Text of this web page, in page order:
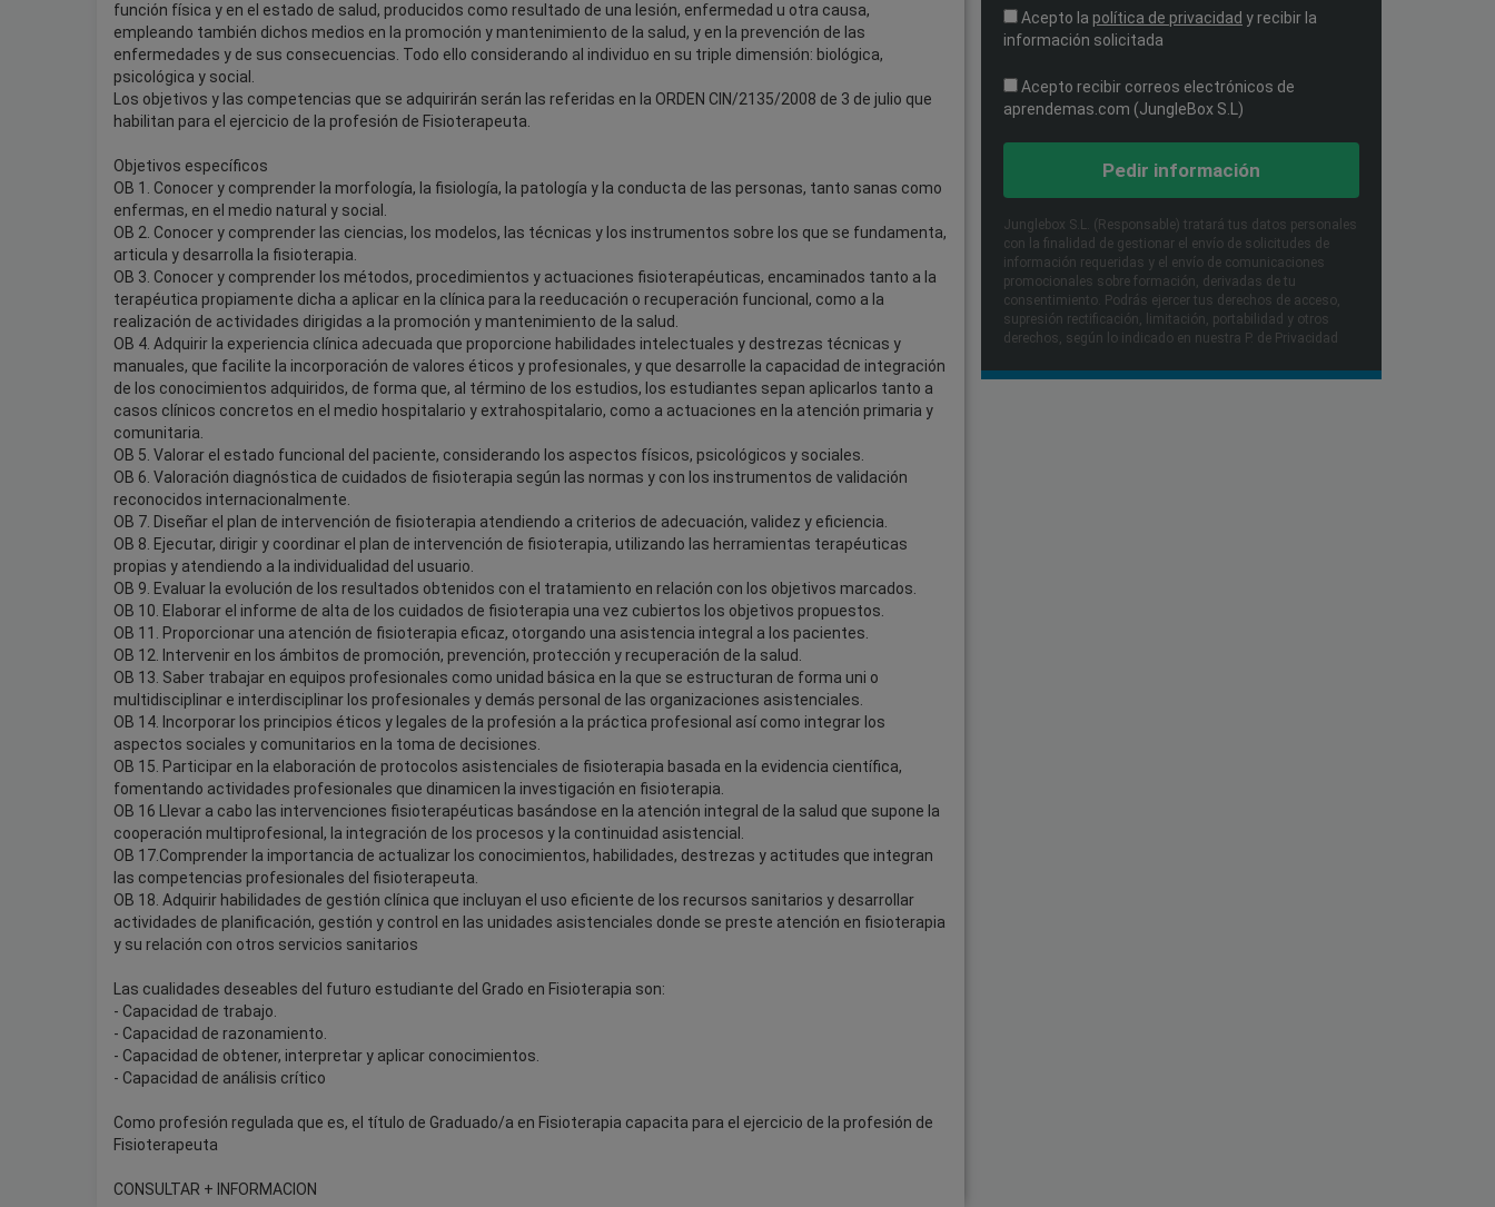
función física y en el estado de salud, producidos como resultado de una lesión, enfermedad u otra causa,
empleando también dichos medios en la promoción y mantenimiento de la salud, y en la prevención de las
enfermedades y de sus consecuencias. Todo ello considerando al individuo en su triple dimensión: biológica,
psicológica y social.
Los objetivos y las competencias que se adquirirán serán las referidas en la ORDEN CIN/2135/2008 de 3 de julio que
habilitan para el ejercicio de la profesión de Fisioterapeuta.
Objetivos específicos
OB 1. Conocer y comprender la morfología, la fisiología, la patología y la conducta de las personas, tanto sanas como
enfermas, en el medio natural y social.
OB 2. Conocer y comprender las ciencias, los modelos, las técnicas y los instrumentos sobre los que se fundamenta,
articula y desarrolla la fisioterapia.
OB 3. Conocer y comprender los métodos, procedimientos y actuaciones fisioterapéuticas, encaminados tanto a la
terapéutica propiamente dicha a aplicar en la clínica para la reeducación o recuperación funcional, como a la
realización de actividades dirigidas a la promoción y mantenimiento de la salud.
OB 4. Adquirir la experiencia clínica adecuada que proporcione habilidades intelectuales y destrezas técnicas y
manuales, que facilite la incorporación de valores éticos y profesionales, y que desarrolle la capacidad de integración
de los conocimientos adquiridos, de forma que, al término de los estudios, los estudiantes sepan aplicarlos tanto a
casos clínicos concretos en el medio hospitalario y extrahospitalario, como a actuaciones en la atención primaria y
comunitaria.
OB 5. Valorar el estado funcional del paciente, considerando los aspectos físicos, psicológicos y sociales.
OB 6. Valoración diagnóstica de cuidados de fisioterapia según las normas y con los instrumentos de validación
reconocidos internacionalmente.
OB 7. Diseñar el plan de intervención de fisioterapia atendiendo a criterios de adecuación, validez y eficiencia.
OB 8. Ejecutar, dirigir y coordinar el plan de intervención de fisioterapia, utilizando las herramientas terapéuticas
propias y atendiendo a la individualidad del usuario.
OB 9. Evaluar la evolución de los resultados obtenidos con el tratamiento en relación con los objetivos marcados.
OB 10. Elaborar el informe de alta de los cuidados de fisioterapia una vez cubiertos los objetivos propuestos.
OB 11. Proporcionar una atención de fisioterapia eficaz, otorgando una asistencia integral a los pacientes.
OB 12. Intervenir en los ámbitos de promoción, prevención, protección y recuperación de la salud.
OB 13. Saber trabajar en equipos profesionales como unidad básica en la que se estructuran de forma uni o
multidisciplinar e interdisciplinar los profesionales y demás personal de las organizaciones asistenciales.
OB 14. Incorporar los principios éticos y legales de la profesión a la práctica profesional así como integrar los
aspectos sociales y comunitarios en la toma de decisiones.
OB 15. Participar en la elaboración de protocolos asistenciales de fisioterapia basada en la evidencia científica,
fomentando actividades profesionales que dinamicen la investigación en fisioterapia.
OB 16 Llevar a cabo las intervenciones fisioterapéuticas basándose en la atención integral de la salud que supone la
cooperación multiprofesional, la integración de los procesos y la continuidad asistencial.
OB 17.Comprender la importancia de actualizar los conocimientos, habilidades, destrezas y actitudes que integran
las competencias profesionales del fisioterapeuta.
OB 18. Adquirir habilidades de gestión clínica que incluyan el uso eficiente de los recursos sanitarios y desarrollar
actividades de planificación, gestión y control en las unidades asistenciales donde se preste atención en fisioterapia
y su relación con otros servicios sanitarios
Las cualidades deseables del futuro estudiante del Grado en Fisioterapia son:
- Capacidad de trabajo.
- Capacidad de razonamiento.
- Capacidad de obtener, interpretar y aplicar conocimientos.
- Capacidad de análisis crítico
Como profesión regulada que es, el título de Graduado/a en Fisioterapia capacita para el ejercicio de la profesión de
Fisioterapeuta
CONSULTAR + INFORMACION
Acepto la política de privacidad y recibir la
información solicitada
Acepto recibir correos electrónicos de
aprendemas.com (JungleBox S.L)
Pedir información
Junglebox S.L. (Responsable) tratará tus datos personales
con la finalidad de gestionar el envío de solicitudes de
información requeridas y el envío de comunicaciones
promocionales sobre formación, derivadas de tu
consentimiento. Podrás ejercer tus derechos de acceso,
supresión rectificación, limitación, portabilidad y otros
derechos, según lo indicado en nuestra P. de Privacidad​